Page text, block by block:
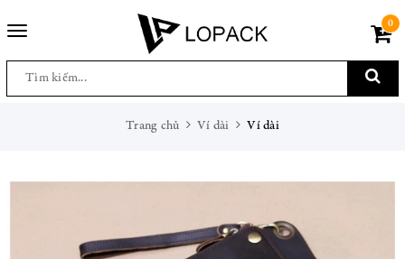
Toggle
0
Trang chủ Ví dài Ví dài